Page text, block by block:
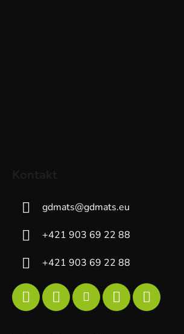
gdmats@gdmats.eu
+421 903 69 22 88
+421 903 69 22 88